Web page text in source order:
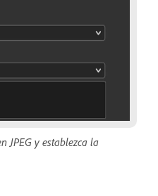
JPEG y establezca la